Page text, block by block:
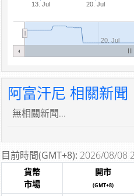
13. Jul 20. Jul
20. Jul
阿富汗尼 相關新聞
無相關新聞...
目前時間(GMT+8): 2026/08/08
貨幣
市場
開市
(GMT+8)